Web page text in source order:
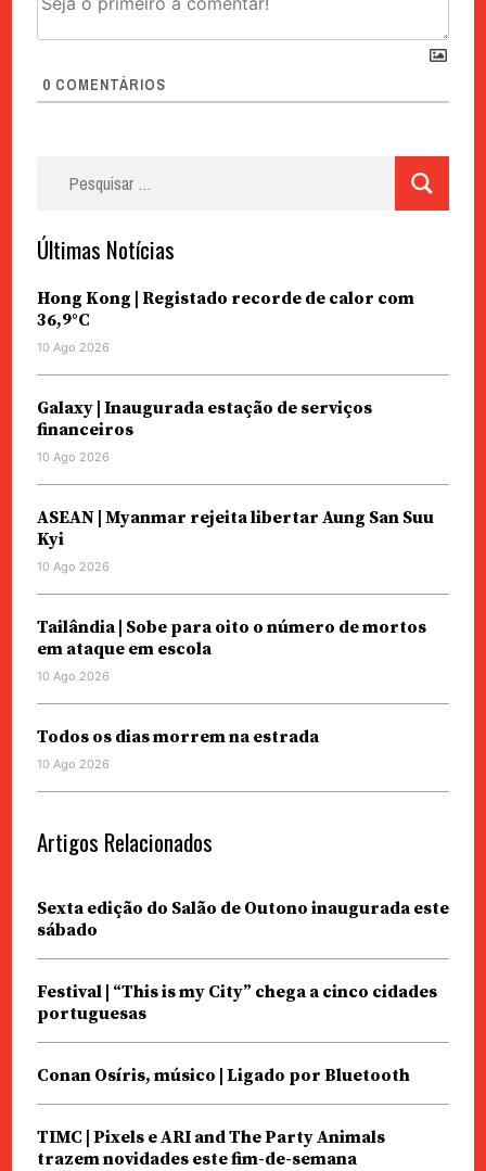
0 COMENTÁRIOS
Últimas Notícias
Hong Kong | Registado recorde de calor com
36,9°C
10 Ago 2026
Galaxy | Inaugurada estação de serviços
financeiros
10 Ago 2026
ASEAN | Myanmar rejeita libertar Aung San Suu
Kyi
10 Ago 2026
Tailândia | Sobe para oito o número de mortos
em ataque em escola
10 Ago 2026
Todos os dias morrem na estrada
10 Ago 2026
Artigos Relacionados
Sexta edição do Salão de Outono inaugurada este
sábado
Festival | “This is my City” chega a cinco cidades
portuguesas
Conan Osíris, músico | Ligado por Bluetooth
TIMC | Pixels e ARI and The Party Animals
trazem novidades este fim-de-semana